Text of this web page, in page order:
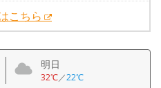
こちら
明日
32℃／22℃